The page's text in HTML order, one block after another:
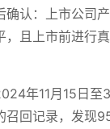
确认：上市公司
且上市前进行
年11月15日至
召回记录，发现